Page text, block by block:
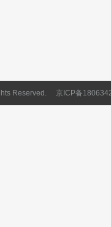
Reserved. 京ICP备